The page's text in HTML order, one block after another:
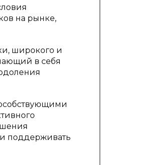
на рынке,
широкого и
в себя
поддерживать